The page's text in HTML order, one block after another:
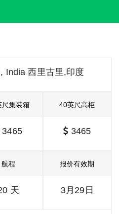
India 西里古里,印度
尺集装箱
3465
40英尺高柜
3465
航程
天
报价有效期
3月29日